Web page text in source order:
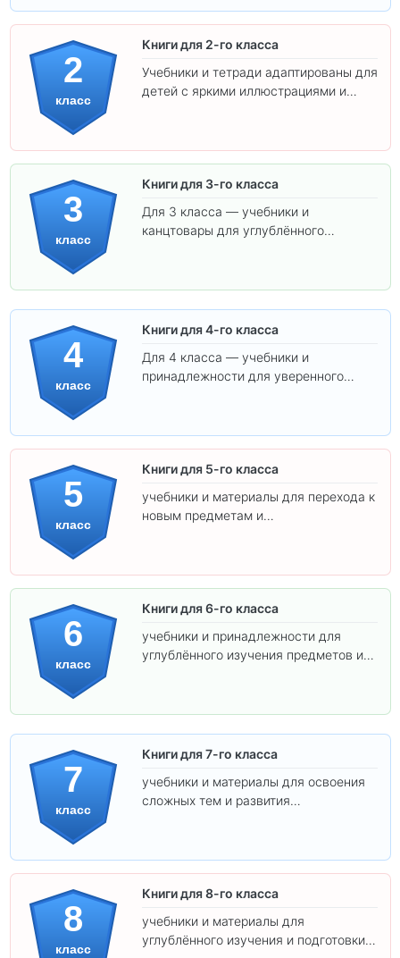
2
класс
Книги для 2-го класса
Учебники и тетради адаптированы для
детей с яркими иллюстрациями и
3
класс
Книги для 3-го класса
Для 3 класса — учебники и
канцтовары для углублённого
4
класс
Книги для 4-го класса
Для 4 класса — учебники и
принадлежности для уверенного
5
класс
Книги для 5-го класса
учебники и материалы для перехода к
новым предметам и
6
класс
Книги для 6-го класса
учебники и принадлежности для
углублённого изучения предметов и
7
класс
Книги для 7-го класса
учебники и материалы для освоения
сложных тем и развития
8
класс
Книги для 8-го класса
учебники и материалы для
углублённого изучения и подготовки к